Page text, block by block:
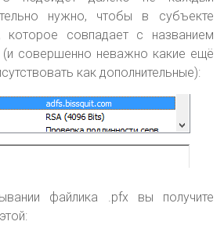
нужно, чтобы в субъекте
совпадает с названием
совершенно неважно какие ещё
как дополнительные):
файлика .pfx вы получите